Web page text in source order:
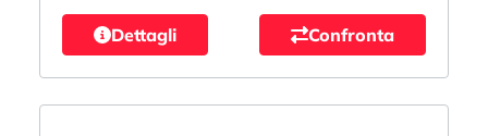
Dettagli Confronta